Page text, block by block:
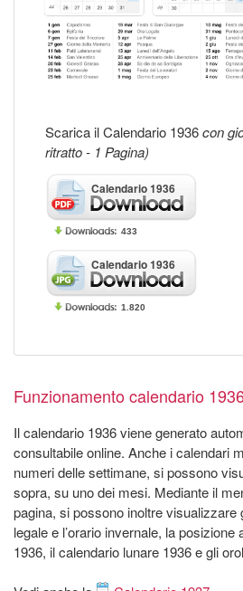
Scarica il Calendario 1936con
ritratto - 1 Pagina)
Calendario 1936
433
Calendario 1936
1.820
Funzionamento calendario
Il calendario 1936 viene generato
consultabile online. Anche i calendari
numeri delle settimane, si possono
sopra, su uno dei mesi. Mediante il
pagina, si possono inoltre visualizzare
legale e l’orario invernale, la posizione
1936, il calendario lunare 1936 e gli